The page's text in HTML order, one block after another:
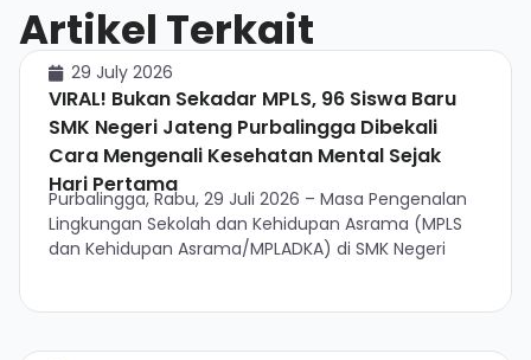
Artikel Terkait
29 July 2026
VIRAL! Bukan Sekadar MPLS, 96 Siswa Baru
SMK Negeri Jateng Purbalingga Dibekali
Cara Mengenali Kesehatan Mental Sejak
Hari Pertama
Purbalingga, Rabu, 29 Juli 2026 – Masa Pengenalan
Lingkungan Sekolah dan Kehidupan Asrama (MPLS
dan Kehidupan Asrama/MPLADKA) di SMK Negeri